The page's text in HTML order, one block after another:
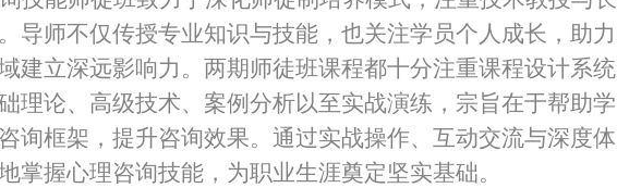
导师不仅传授专业知识与技能，也关注学员个人成长，助力
建立深远影响力。两期师徒班课程都十分注重课程设计系统
理论、高级技术、案例分析以至实战演练，宗旨在于帮助学
询框架，提升咨询效果。通过实战操作、互动交流与深度体
掌握心理咨询技能，为职业生涯奠定坚实基础。